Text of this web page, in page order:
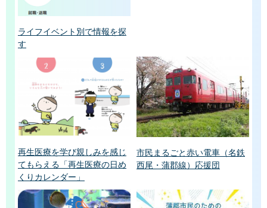
ライフイベント別で情報を探
す
再生医療を学び親しみを感じ
てもらえる「再生医療の日め
くりカレンダー」
市民まるごと赤い電車（名鉄
西尾・蒲郡線）応援団